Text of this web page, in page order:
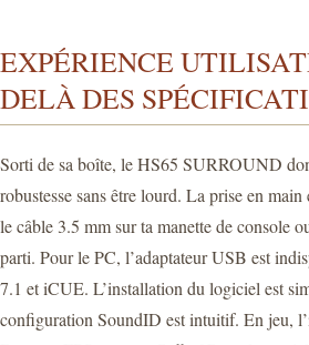
EXPÉRIENCE
DELÀ DES
Sorti de sa boîte, le HS65 SURROUND
robustesse sans être lourd. La prise en
le câble 3.5 mm sur ta manette de console
parti. Pour le PC, l’adaptateur USB est
7.1 et iCUE. L’installation du logiciel est
configuration SoundID est intuitif. En jeu,